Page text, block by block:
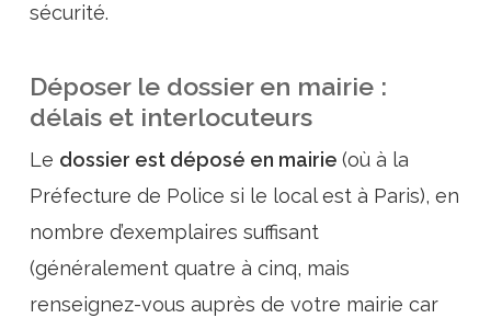
sécurité.
Déposer le dossier en mairie :
délais et interlocuteurs
Le dossier est déposé en mairie (où à la
Préfecture de Police si le local est à Paris), en
nombre d’exemplaires suffisant
(généralement quatre à cinq, mais
renseignez-vous auprès de votre mairie car